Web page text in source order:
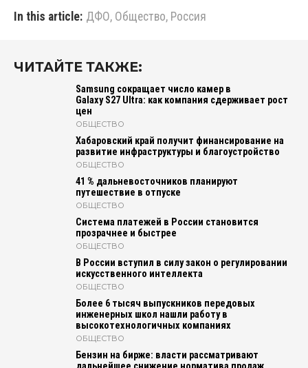
In this article: ДФО, Общество, Россия
ЧИТАЙТЕ ТАКЖЕ:
Samsung сокращает число камер в
Galaxy S27 Ultra: как компания сдерживает рост
цен
ОБЩЕСТВО
Хабаровский край получит финансирование на
развитие инфраструктуры и благоустройство
ОБЩЕСТВО
41 % дальневосточников планируют
путешествие в отпуске
ОБЩЕСТВО
Система платежей в России становится
прозрачнее и быстрее
ОБЩЕСТВО
В России вступил в силу закон о регулировании
искусственного интеллекта
ОБЩЕСТВО
Более 6 тысяч выпускников передовых
инженерных школ нашли работу в
высокотехнологичных компаниях
ОБЩЕСТВО
Бензин на бирже: власти рассматривают